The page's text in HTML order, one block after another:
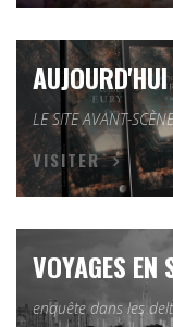
LE SITE AVANT-SCÈNE
VISITER
VOYAGES EN
enquête dans les